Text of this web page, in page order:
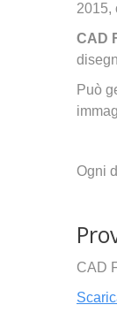
2015,
CAD
Può
Ogni
CAD